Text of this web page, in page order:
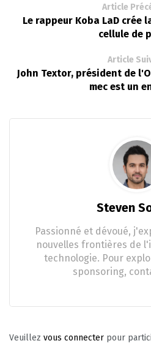
Article
Le rappeur Koba LaD crée
cellule de
Article
John Textor, président de
mec est un
Steven
Passionné et dévoué,
nouvelles frontières de
technologie. Pour
sponsoring,
Veuillez vous connecter pour